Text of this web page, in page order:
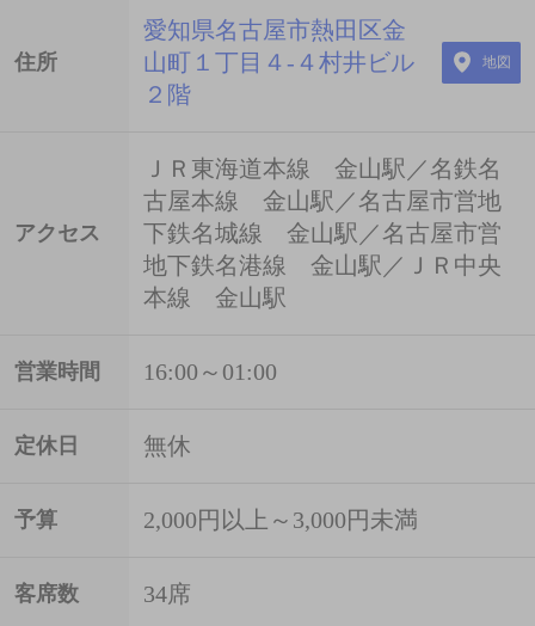
住所
愛知県名古屋市熱田区金
山町１丁目４-４村井ビル
２階
地図
アクセス
ＪＲ東海道本線 金山駅／名鉄名
古屋本線 金山駅／名古屋市営地
下鉄名城線 金山駅／名古屋市営
地下鉄名港線 金山駅／ＪＲ中央
本線 金山駅
営業時間 16:00～01:00
定休日 無休
予算 2,000円以上～3,000円未満
客席数 34席